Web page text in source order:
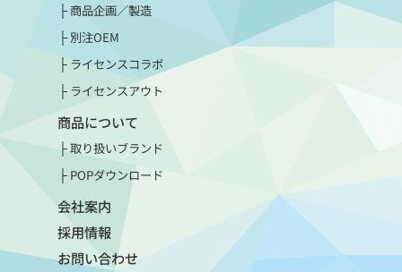
商品企画／製造
別注OEM
ライセンスコラボ
ライセンスアウト
商品について
取り扱いブランド
POPダウンロード
会社案内
採用情報
お問い合わせ